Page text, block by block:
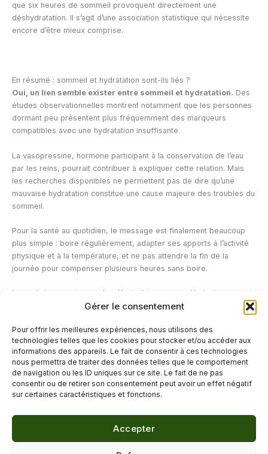
Gérer le consentement
Pour offrir les meilleures expériences, nous utilisons des
technologies telles que les cookies pour stocker et/ou accéder aux
informations des appareils. Le fait de consentir à ces technologies
nous permettra de traiter des données telles que le comportement
de navigation ou les ID uniques sur ce site. Le fait de ne pas
consentir ou de retirer son consentement peut avoir un effet négatif
sur certaines caractéristiques et fonctions.
Accepter
que six heures de sommeil provoquent directement une
déshydratation. Il s’agit d’une association statistique qui nécessite
encore d’être mieux comprise.
En résumé : sommeil et hydratation sont-ils liés ?
Oui, un lien semble exister entre sommeil et hydratation. Des
études observationnelles montrent notamment que les personnes
dormant peu présentent plus fréquemment des marqueurs
compatibles avec une hydratation insuffisante.
La vasopressine, hormone participant à la conservation de l’eau
par les reins, pourrait contribuer à expliquer cette relation. Mais
les recherches disponibles ne permettent pas de dire qu’une
mauvaise hydratation constitue une cause majeure des troubles du
sommeil.
Pour la santé au quotidien, le message est finalement beaucoup
plus simple : boire régulièrement, adapter ses apports à l’activité
physique et à la température, et ne pas attendre la fin de la
journée pour compenser plusieurs heures sans boire.
Les solutions contenant des électrolytes comme Hydratis peuvent
trouver leur place lorsque les pertes d’eau et de minéraux
elles ne remplacent ni une bonne hygiène de sommeil ni la
prise en charge d’un véritable trouble du sommeil.
←Article précédent Article suivant→